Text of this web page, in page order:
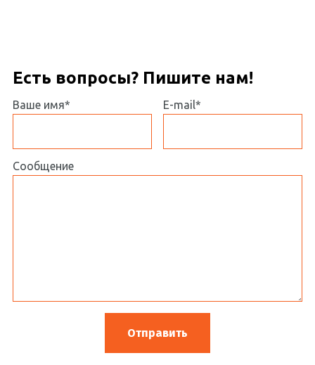
Есть вопросы? Пишите нам!
Ваше имя* E-mail*
Сообщение